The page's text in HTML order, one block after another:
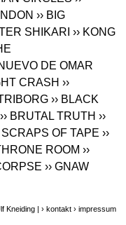
›› BIG
SHIKARI ›› KONG
DE OMAR
CRASH ››
›› BLACK
›› BRUTAL TRUTH ››
SCRAPS OF TAPE ››
ROOM ››
›› GNAW
Kneiding |› kontakt › impressum